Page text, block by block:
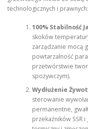
technologicznych i prawnych:
100% Stabilność
skoków
zarządzanie mocą
powtarzalność
przetwórstwie
spożywczym).
Wydłużenie
sterowanie
permanentne,
przekaźników SSR